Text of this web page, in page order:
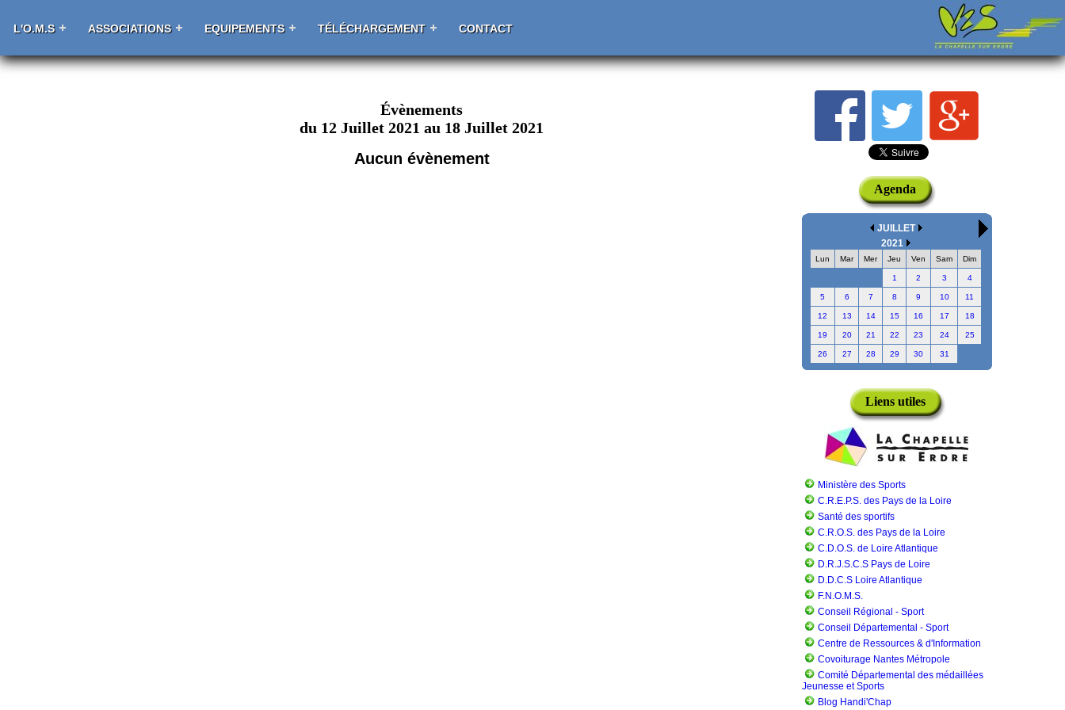
L'O.M.S ASSOCIATIONS EQUIPEMENTS TÉLÉCHARGEMENT CONTACT
Évènements
du 12 Juillet 2021 au 18 Juillet 2021
Aucun évènement
Agenda
JUILLET
2021
Lun Mar Mer Jeu Ven Sam Dim
1 2 3 4
5 6 7 8 9 10 11
12 13 14 15 16 17 18
19 20 21 22 23 24 25
26 27 28 29 30 31
Liens utiles
Ministère des Sports
C.R.E.P.S. des Pays de la Loire
Santé des sportifs
C.R.O.S. des Pays de la Loire
C.D.O.S. de Loire Atlantique
D.R.J.S.C.S Pays de Loire
D.D.C.S Loire Atlantique
F.N.O.M.S.
Conseil Régional - Sport
Conseil Départemental - Sport
Centre de Ressources & d'Information
Covoiturage Nantes Métropole
Comité Départemental des médaillées
Jeunesse et Sports
Blog Handi'Chap